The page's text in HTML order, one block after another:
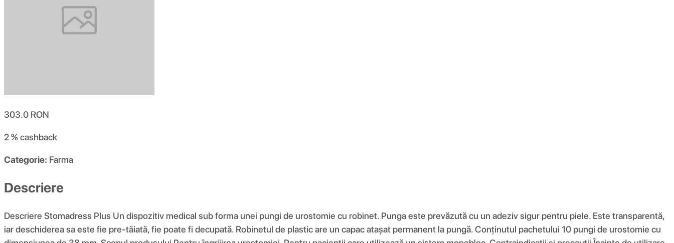
303.0 RON
2 %cashback
Categorie: Farma
Descriere
Descriere Stomadress Plus Un dispozitiv medical sub forma unei pungi de urostomie cu robinet. Punga este prevăzută cu un adeziv sigur pentru piele. Este transparentă,
iar deschiderea sa este fie pre-tăiată, fie poate fi decupată. Robinetul de plastic are un capac atașat permanent la pungă. Conținutul pachetului 10 pungi de urostomie cu